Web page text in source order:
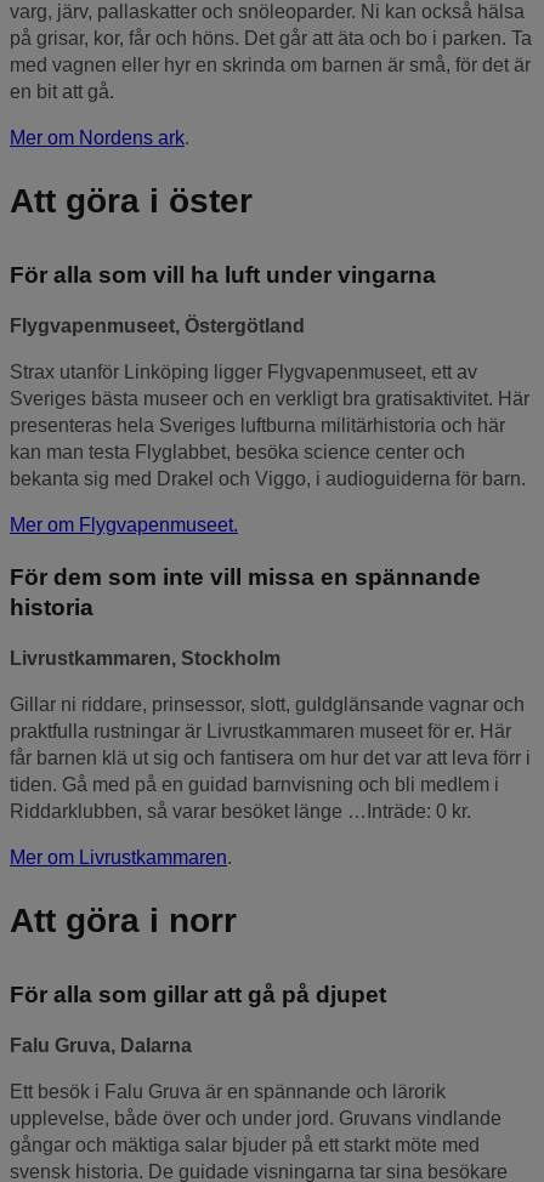
varg, järv, pallaskatter och snöleoparder. Ni kan också hälsa
på grisar, kor, får och höns. Det går att äta och bo i parken. Ta
med vagnen eller hyr en skrinda om barnen är små, för det är
en bit att gå.
Mer om Nordens ark.
Att göra i öster
För alla som vill ha luft under vingarna
Flygvapenmuseet, Östergötland
Strax utanför Linköping ligger Flygvapenmuseet, ett av
Sveriges bästa museer och en verkligt bra gratisaktivitet. Här
presenteras hela Sveriges luftburna militärhistoria och här
kan man testa Flyglabbet, besöka science center och
bekanta sig med Drakel och Viggo, i audioguiderna för barn.
Mer om Flygvapenmuseet.
För dem som inte vill missa en spännande
historia
Livrustkammaren, Stockholm
Gillar ni riddare, prinsessor, slott, guldglänsande vagnar och
praktfulla rustningar är Livrustkammaren museet för er. Här
får barnen klä ut sig och fantisera om hur det var att leva förr i
tiden. Gå med på en guidad barnvisning och bli medlem i
Riddarklubben, så varar besöket länge …Inträde: 0 kr.
Mer om Livrustkammaren.
Att göra i norr
För alla som gillar att gå på djupet
Falu Gruva, Dalarna
Ett besök i Falu Gruva är en spännande och lärorik
upplevelse, både över och under jord. Gruvans vindlande
gångar och mäktiga salar bjuder på ett starkt möte med
svensk historia. De guidade visningarna tar sina besökare